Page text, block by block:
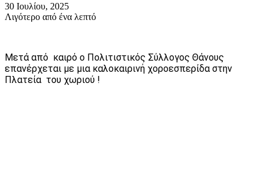
30 Ιουλίου, 2025
Λιγότερο από ένα λεπτό
Μετά από καιρό ο Πολιτιστικός Σύλλογος Θάνους
επανέρχεται με μια καλοκαιρινή χοροεσπερίδα στην
Πλατεία του χωριού !